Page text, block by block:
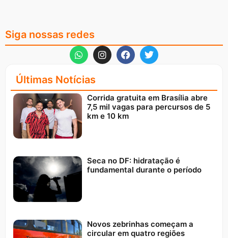
Siga nossas redes
Últimas Notícias
Corrida gratuita em Brasília abre
7,5 mil vagas para percursos de 5
km e 10 km
Seca no DF: hidratação é
fundamental durante o período
Novos zebrinhas começam a
circular em quatro regiões